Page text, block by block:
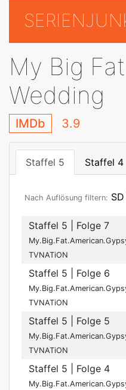
My Big
Wedding
IMDb 3.9
Staffel 5 Staffel 4
Nach Auflösung filtern: SD
Staffel 5 | Folge 7
TVNATiON
Staffel 5 | Folge 6
TVNATiON
Staffel 5 | Folge 5
TVNATiON
Staffel 5 | Folge 4